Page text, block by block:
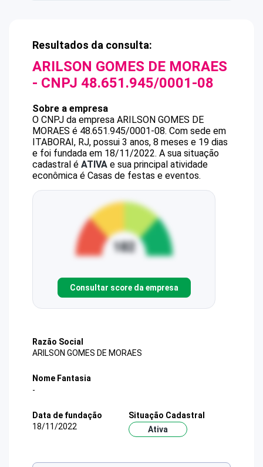
Resultados da consulta:
ARILSON GOMES DE MORAES
- CNPJ 48.651.945/0001-08
Sobre a empresa
O CNPJ da empresa ARILSON GOMES DE
MORAES é 48.651.945/0001-08. Com sede em
ITABORAI, RJ, possui 3 anos, 8 meses e 19 dias
e foi fundada em 18/11/2022. A sua situação
cadastral é ATIVA e sua principal atividade
econômica é Casas de festas e eventos.
Consultar score da empresa
Razão Social
ARILSON GOMES DE MORAES
Nome Fantasia
-
Data de fundação
18/11/2022
Situação Cadastral
Ativa